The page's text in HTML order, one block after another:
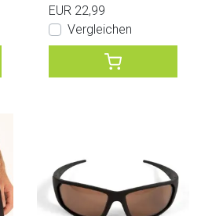
EUR 22,99
Vergleichen